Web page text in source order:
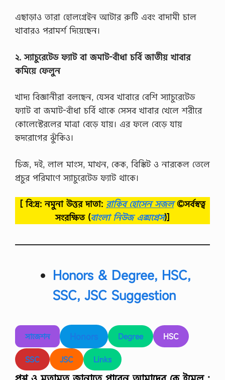
এছাড়াও তারা হোলগ্রেইন আটার রুটি এবং বাদামী চাল
খাবারও পরামর্শ দিয়েছেন।
২. স্যাচুরেটেড ফ্যাট বা জমাট-বাঁধা চর্বি জাতীয় খাবার
কমিয়ে ফেলুন
খাদ্য বিজ্ঞানীরা বলছেন, যেসব খাবারে বেশি স্যাচুরেটেড
ফ্যাট বা জমাট-বাঁধা চর্বি থাকে সেসব খাবার খেলে শরীরে
কোলেস্টেরলের মাত্রা বেড়ে যায়। এর ফলে বেড়ে যায়
হৃদরোগের ঝুঁকিও।
চিজ, দই, লাল মাংস, মাখন, কেক, বিস্কিট ও নারকেল তেলে
প্রচুর পরিমাণে স্যাচুরেটেড ফ্যাট থাকে।
[ বি:দ্র: নমুনা উত্তর দাতা: রাকিব হোসেন সজল ©সর্বস্বত্ব
সংরক্ষিত (বাংলা নিউজ এক্সপ্রেস)]
Honors & Degree, HSC,
SSC, JSC Suggestion
সাজেশন Honors Degree HSC
SSC JSC Links